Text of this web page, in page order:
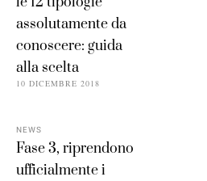
assolutamente da
conoscere: guida
alla scelta
10 DICEMBRE 2018
NEWS
Fase 3, riprendono
ufficialmente i